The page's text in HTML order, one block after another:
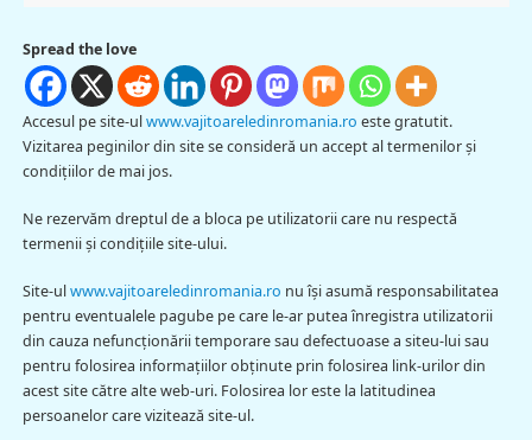
Spread the love
Accesul pe site-ulwww.vajitoareledinromania.ro este gratutit.
Vizitarea peginilor din site se consideră un accept al termenilor şi
condiţiilor de mai jos.
Ne rezervăm dreptul de a bloca pe utilizatorii care nu respectă
termenii şi condiţiile site-ului.
Site-ulwww.vajitoareledinromania.ro nu îşi asumă responsabilitatea
pentru eventualele pagube pe care le-ar putea înregistra utilizatorii
din cauza nefuncţionării temporare sau defectuoase a siteu-lui sau
pentru folosirea informaţiilor obţinute prin folosirea link-urilor din
acest site către alte web-uri. Folosirea lor este la latitudinea
persoanelor care vizitează site-ul.